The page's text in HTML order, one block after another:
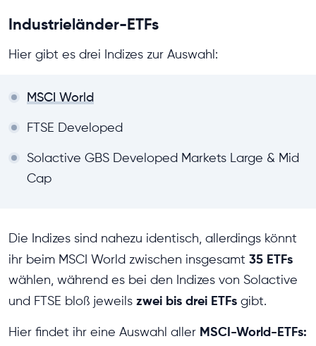
Industrieländer-ETFs
Hier gibt es drei Indizes zur Auswahl:
MSCI World
FTSE Developed
Solactive GBS Developed Markets Large & Mid
Cap
Die Indizes sind nahezu identisch, allerdings könnt
ihr beim MSCI World zwischen insgesamt 35 ETFs
wählen, während es bei den Indizes von Solactive
und FTSE bloß jeweils zwei bis drei ETFs gibt.
Hier findet ihr eine Auswahl aller MSCI-World-ETFs: